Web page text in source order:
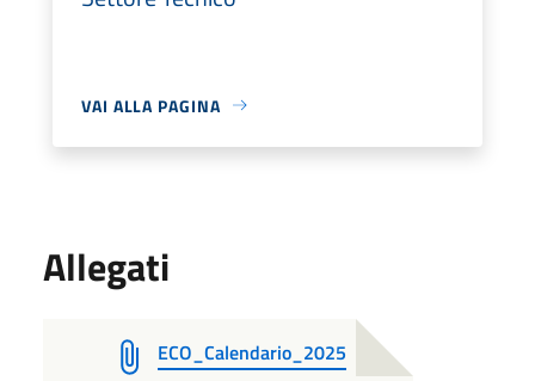
VAI ALLA PAGINA
Allegati
ECO_Calendario_2025